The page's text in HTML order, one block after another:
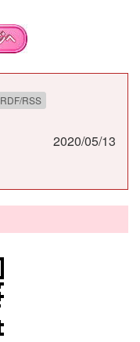
RDF/RSS
2020/05/13